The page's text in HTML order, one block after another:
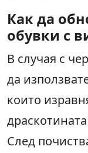
Как да
обувки с
В случая с
да
които
След